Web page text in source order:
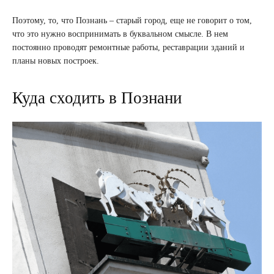
Поэтому, то, что Познань – старый город, еще не говорит о том,
что это нужно воспринимать в буквальном смысле. В нем
постоянно проводят ремонтные работы, реставрации зданий и
планы новых построек.
Куда сходить в Познани